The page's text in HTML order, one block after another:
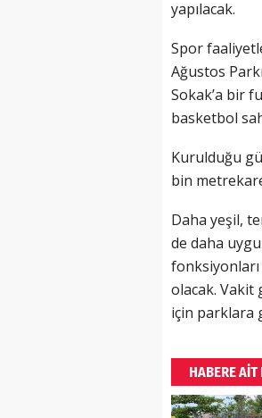
yapılacak.
Spor
Ağustos
Sokak’a bir
basketbol
Kurulduğu
bin
Daha yeşil,
de daha
olacak. Vakit
için parklara
HABERE